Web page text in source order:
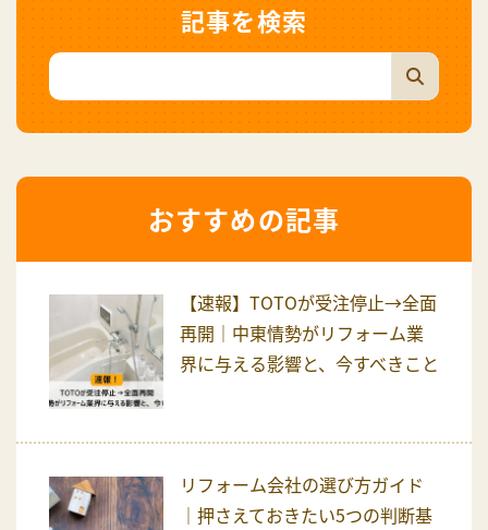
記事を検索
おすすめの記事
【速報】TOTOが受注停止→全面
再開｜中東情勢がリフォーム業
界に与える影響と、今すべきこと
リフォーム会社の選び方ガイド
｜押さえておきたい5つの判断基